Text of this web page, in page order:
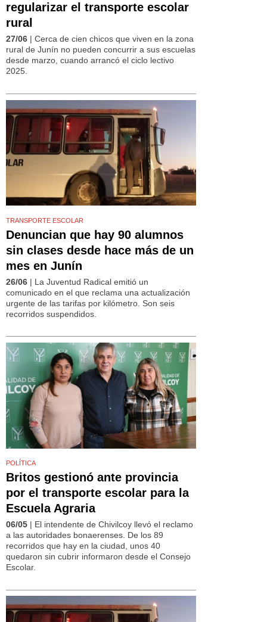
regularizar el transporte escolar
rural
27/06 | Cerca de cien chicos que viven en la zona
rural de Junín no pueden concurrir a sus escuelas
desde marzo, cuando arrancó el ciclo lectivo
2025.
TRANSPORTE ESCOLAR
Denuncian que hay 90 alumnos
sin clases desde hace más de un
mes en Junín
26/06 | La Juventud Radical emitió un
comunicado en el que reclama una actualización
urgente de las tarifas por kilómetro. Son seis
recorridos suspendidos.
POLÍTICA
Britos gestionó ante provincia
por el transporte escolar para la
Escuela Agraria
06/05 | El intendente de Chivilcoy llevó el reclamo
a las autoridades bonaerenses. De los 89
recorridos que hay en la ciudad, unos 40
quedaron sin cubrir informaron desde el Consejo
Escolar.